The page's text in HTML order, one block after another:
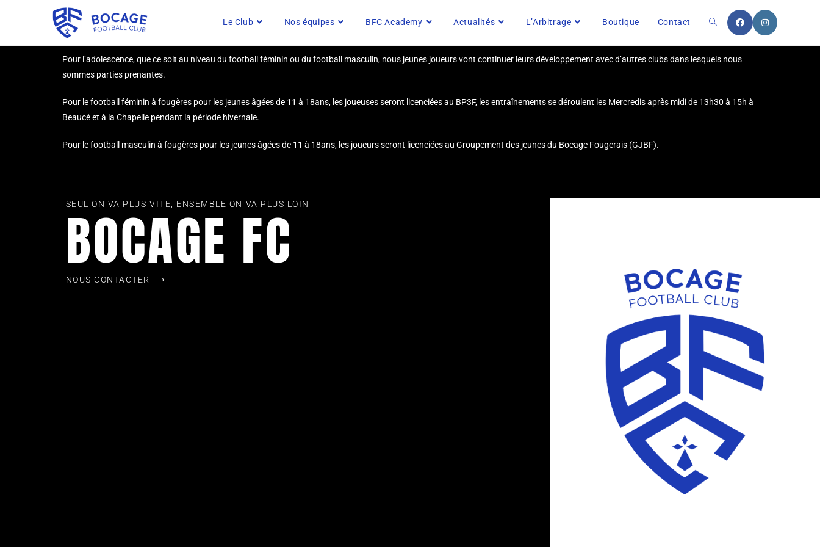
Le Club Nos équipes BFC Academy Actualités L’Arbitrage Boutique Contact
Pour l’adolescence, que ce soit au niveau du football féminin ou du football masculin, nous jeunes joueurs vont continuer leurs développement avec d’autres clubs dans lesquels nous
sommes parties prenantes.
Pour le football féminin à fougères pour les jeunes âgées de 11 à 18ans, les joueuses seront licenciées au BP3F, les entraînements se déroulent les Mercredis après midi de 13h30 à 15h à
Beaucé et à la Chapelle pendant la période hivernale.
Pour le football masculin à fougères pour les jeunes âgées de 11 à 18ans, les joueurs seront licenciées au Groupement des jeunes du Bocage Fougerais (GJBF).
SEUL ON VA PLUS VITE, ENSEMBLE ON VA PLUS LOIN
BOCAGE FC
NOUS CONTACTER ⟶